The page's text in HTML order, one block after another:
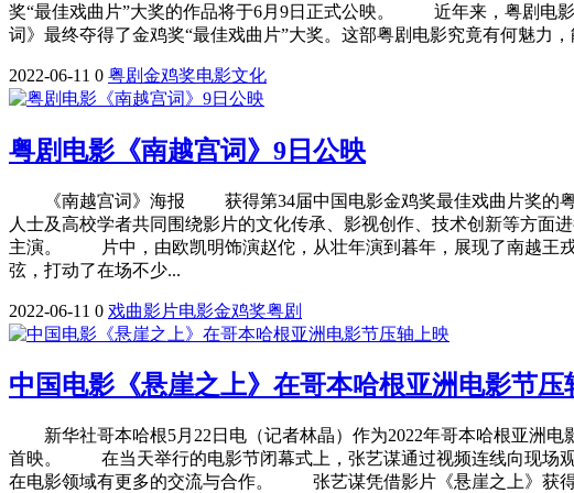
奖“最佳戏曲片”大奖的作品将于6月9日正式公映。 近年来，粤剧电影
词》最终夺得了金鸡奖“最佳戏曲片”大奖。这部粤剧电影究竟有何魅力
2022-06-11 0 粤剧金鸡奖电影文化
粤剧电影《南越宫词》9日公映
《南越宫词》海报 获得第34届中国电影金鸡奖最佳戏曲片奖的粤剧
人士及高校学者共同围绕影片的文化传承、影视创作、技术创新等方
主演。 片中，由欧凯明饰演赵佗，从壮年演到暮年，展现了南越王戎
弦，打动了在场不少...
2022-06-11 0 戏曲影片电影金鸡奖粤剧
中国电影《悬崖之上》在哥本哈根亚洲电影节压
新华社哥本哈根5月22日电（记者林晶）作为2022年哥本哈根亚洲电
首映。 在当天举行的电影节闭幕式上，张艺谋通过视频连线向现场观
在电影领域有更多的交流与合作。 张艺谋凭借影片《悬崖之上》获